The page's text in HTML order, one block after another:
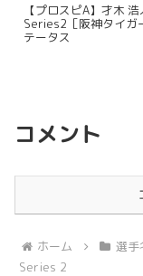
【プロスピA】才木
Series2［阪神タイガ
テータス
コメント
ホーム 選手
Series 2